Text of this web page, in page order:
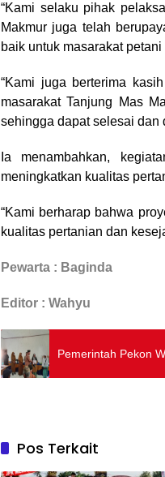
“Kami selaku pihak
Makmur juga telah
baik untuk masarakat petani
“Kami juga berterima
masarakat Tanjung Mas
sehingga dapat selesai dan
Ia menambahkan,
meningkatkan kualitas
“Kami berharap bahwa
kualitas pertanian dan
Pewarta : Baginda
Editor : Wahyu
Pemerintah Pekon
Pos Terkait